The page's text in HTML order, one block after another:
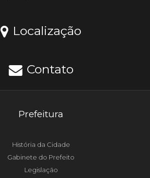
Localização
Contato
Prefeitura
História da Cidade
Gabinete do Prefeito
Legislação